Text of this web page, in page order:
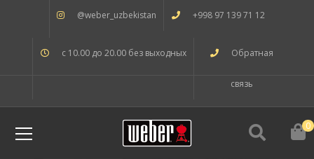
@weber_uzbekistan +998 97 139 71 12
с 10.00 до 20.00 без выходных Обратная
связь
0